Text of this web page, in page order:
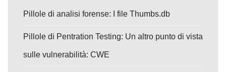
Pillole di analisi forense: I file Thumbs.db
Pillole di Pentration Testing: Un altro punto di vista
sulle vulnerabilità: CWE